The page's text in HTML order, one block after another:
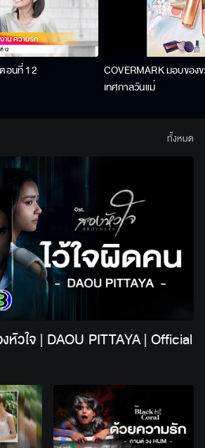
ตอนที่ 12
COVERMARK มอบขอ
เทศกาลวันแม่
หัวใจ | DAOU PITTAYA | Official
ทั้งหมด